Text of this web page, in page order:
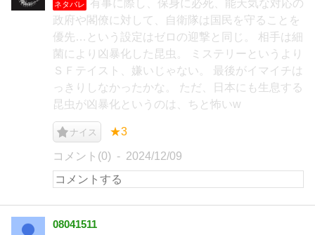
ネタバレ
有事に際し、保身に必死、能天気な対応の
政府や閣僚に対して、自衛隊は国民を守ることを
優先…という設定はゼロの迎撃と同じ。 相手は細
菌により凶暴化した昆虫。 ミステリーというより
ＳＦテイスト、嫌いじゃない。 最後がイマイチは
っきりしなかったかな。 ただ、日本にも生息する
昆虫が凶暴化というのは、ちと怖いw
ナイス ★3
コメント(0) 2024/12/09
08041511